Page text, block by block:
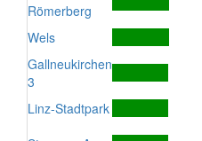
Römerberg
Wels
Gallneukirchen
3
Linz-Stadtpark